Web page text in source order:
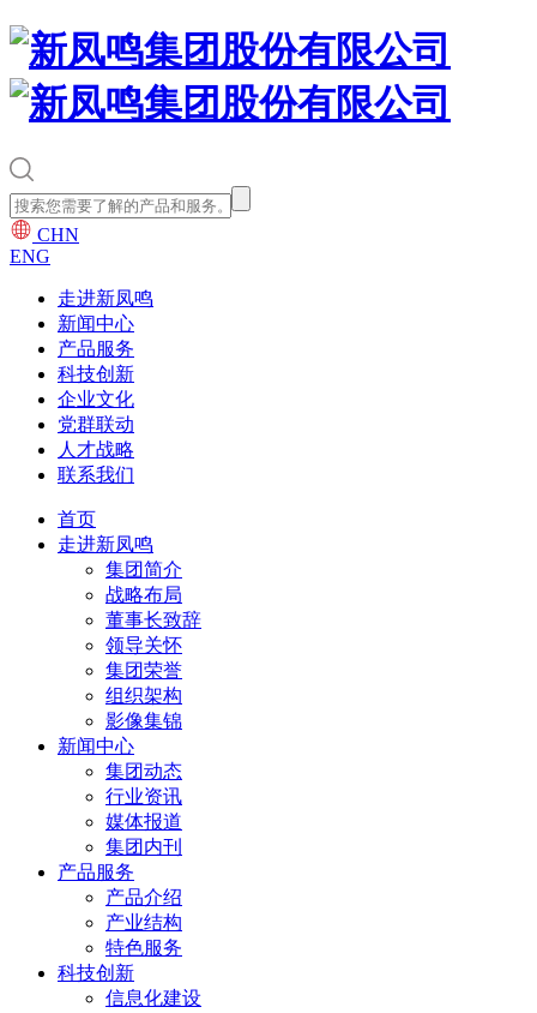
CHN
ENG
走进新凤鸣
新闻中心
产品服务
科技创新
企业文化
党群联动
人才战略
联系我们
首页
走进新凤鸣
集团简介
战略布局
董事长致辞
领导关怀
集团荣誉
组织架构
影像集锦
新闻中心
集团动态
行业资讯
媒体报道
集团内刊
产品服务
产品介绍
产业结构
特色服务
科技创新
信息化建设